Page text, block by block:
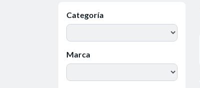
Categoría
Marca